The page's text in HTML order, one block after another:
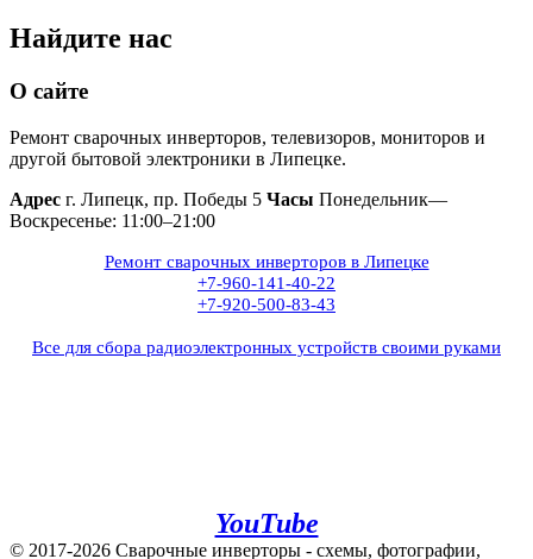
Найдите нас
О сайте
Ремонт сварочных инверторов, телевизоров, мониторов и
другой бытовой электроники в Липецке.
Адрес г. Липецк, пр. Победы 5 Часы Понедельник—
Воскресенье: 11:00–21:00
Ремонт сварочных инверторов в Липецке
+7-960-141-40-22
+7-920-500-83-43
Все для сбора радиоэлектронных устройств своими руками
YouTube
© 2017-2026 Сварочные инверторы - схемы, фотографии,